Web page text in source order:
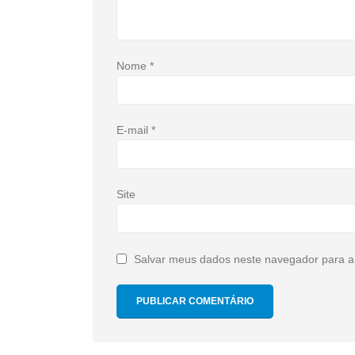
Nome *
E-mail *
Site
Salvar meus dados neste navegador para